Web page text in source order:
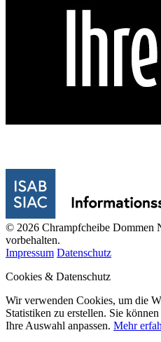
© 2026 Chrampfcheibe Dommen
vorbehalten.
Impressum Datenschutz
Cookies & Datenschutz
Wir verwenden Cookies, um die
Statistiken zu erstellen. Sie
Ihre Auswahl anpassen. Mehr